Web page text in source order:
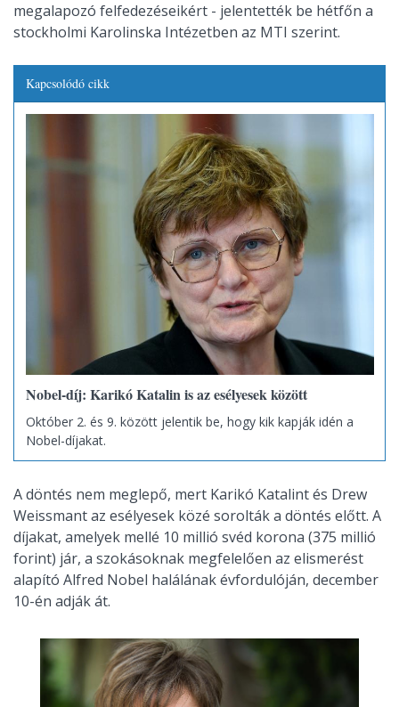
megalapozó felfedezéseikért - jelentették be hétfőn a
stockholmi Karolinska Intézetben az MTI szerint.
Kapcsolódó cikk
Nobel-díj: Karikó Katalin is az esélyesek között
Október 2. és 9. között jelentik be, hogy kik kapják idén a
Nobel-díjakat.
A döntés nem meglepő, mert Karikó Katalint és Drew
Weissmant az esélyesek közé sorolták a döntés előtt. A
díjakat, amelyek mellé 10 millió svéd korona (375 millió
forint) jár, a szokásoknak megfelelően az elismerést
alapító Alfred Nobel halálának évfordulóján, december
10-én adják át.